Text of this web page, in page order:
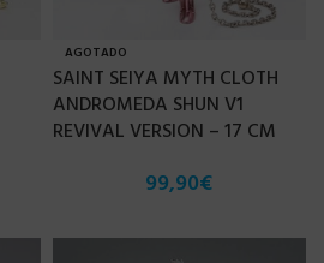
AGOTADO
SAINT SEIYA MYTH CLOTH
ANDROMEDA SHUN V1
REVIVAL VERSION – 17 CM
99,90€